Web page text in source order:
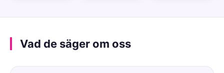
Vad de säger om oss